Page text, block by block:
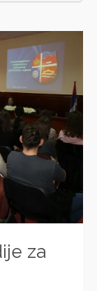
za